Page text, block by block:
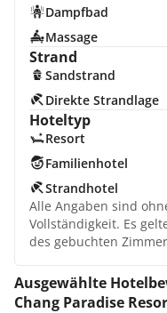
Dampfbad
Massage
Strand
Sandstrand
Direkte Strandlage
Hoteltyp
Resort
Familienhotel
Strandhotel
Alle Angaben sind
Vollständigkeit. Es
des gebuchten
Ausgewählte
Chang Paradise